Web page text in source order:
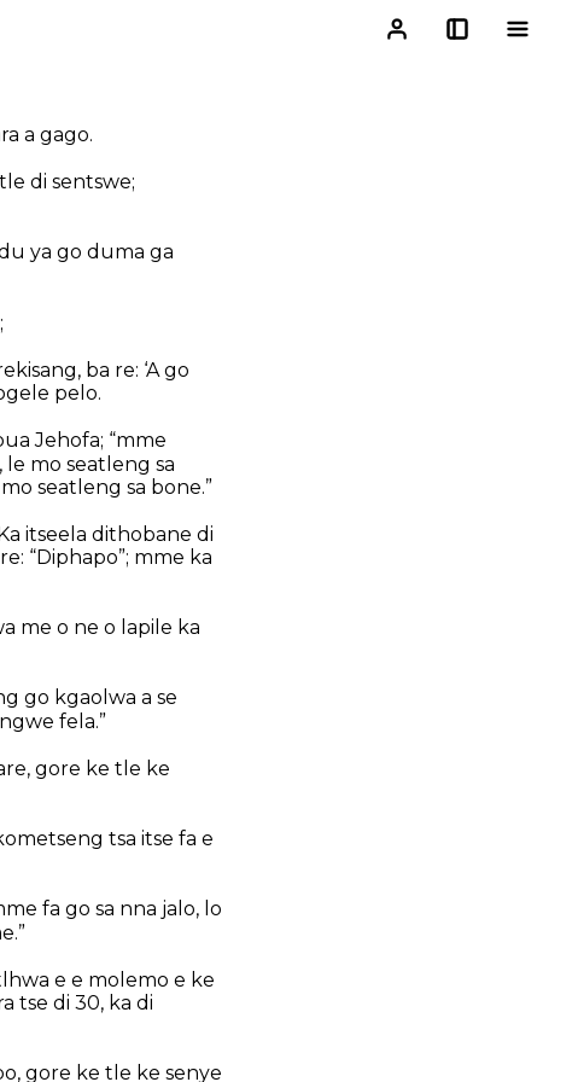
a gago.
di sentswe;
ya go duma ga
ba re: ‘A go
pelo.
Jehofa; “mme
mo seatleng sa
seatleng sa bone.”
itseela dithobane di
“Diphapo”; mme ka
me o ne o lapile ka
go kgaolwa a se
fela.”
gore ke tle ke
tsa itse fa e
fa go sa nna jalo, lo
e e molemo e ke
tse di 30, ka di
gore ke tle ke senye